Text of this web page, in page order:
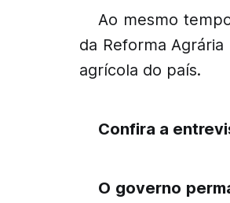
Ao mesmo
da Reforma
agrícola do país.
Confira a
O governo